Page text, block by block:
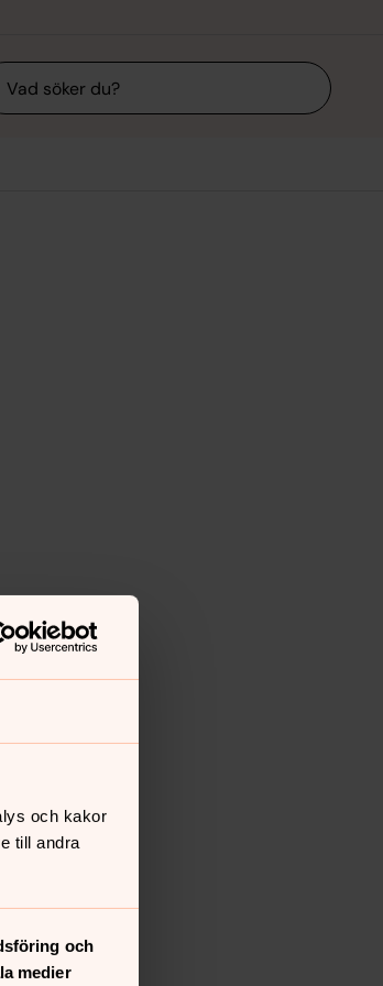
och kakor
till andra
och
medier